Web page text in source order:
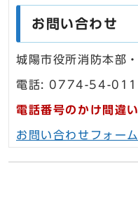
お問い合わせ
城陽市役所消防本部
電話: 0774-54-
電話番号のかけ間違
お問い合わせフォーム